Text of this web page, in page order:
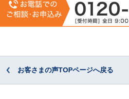
お客さまの声TOPページへ戻る